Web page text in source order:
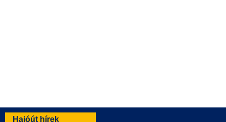
Hajóút hírek